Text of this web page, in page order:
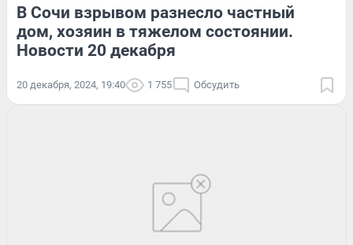
В Сочи взрывом разнесло частный
дом, хозяин в тяжелом состоянии.
Новости 20 декабря
20 декабря, 2024, 19:40 1 755 Обсудить